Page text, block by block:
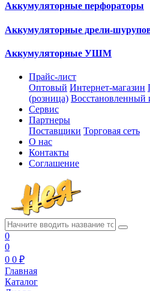
Аккумуляторные перфораторы
Аккумуляторные дрели-
Аккумуляторные УШМ
Прайс-лист
Оптовый Интернет-магазин
(розница) Восстановленный
Сервис
Партнеры
Поставщики Торговая сеть
О нас
Контакты
Соглашение
0
0
0 0 ₽
Главная
Каталог